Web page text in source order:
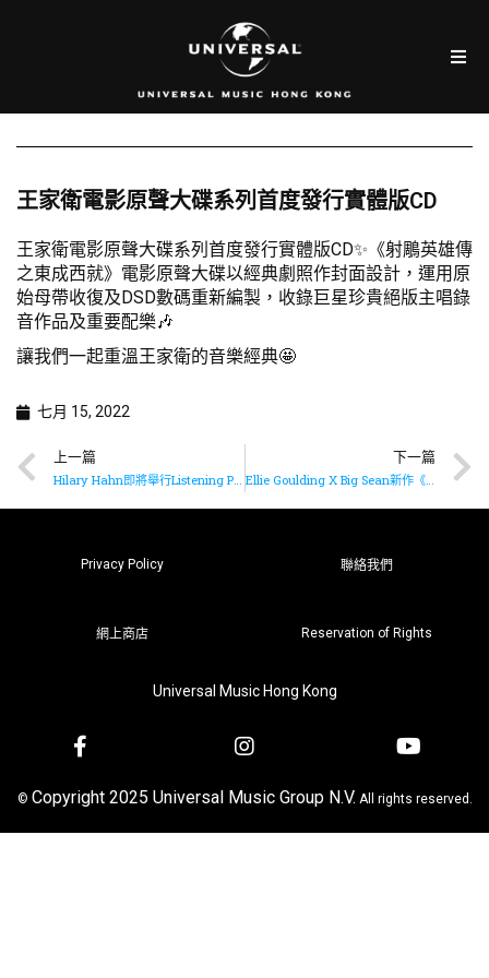
王家衛電影原聲大碟系列首度發行實體版CD
王家衛電影原聲大碟系列首度發行實體版CD✨《射鵰英雄傳
之東成西就》電影原聲大碟以經典劇照作封面設計，運用原
始母帶收復及DSD數碼重新編製，收錄巨星珍貴絕版主唱錄
音作品及重要配樂🎶
讓我們一起重溫王家衛的音樂經典🤩
七月 15, 2022
上一篇
Hilary Hahn即將舉行Listening Party
下一篇
Ellie Goulding X Big Sean新作《Easy Lover》已推出
Privacy Policy 聯絡我們
網上商店 Reservation of Rights
Universal Music Hong Kong
© Copyright 2025 Universal Music Group N.V. All rights reserved.